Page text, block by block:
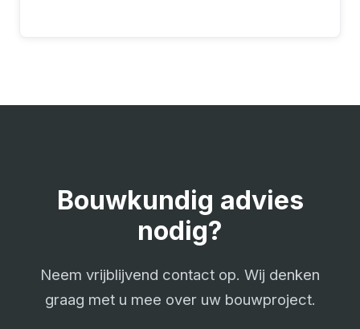
Bouwkundig advies
nodig?
Neem vrijblijvend contact op. Wij denken
graag met u mee over uw bouwproject.